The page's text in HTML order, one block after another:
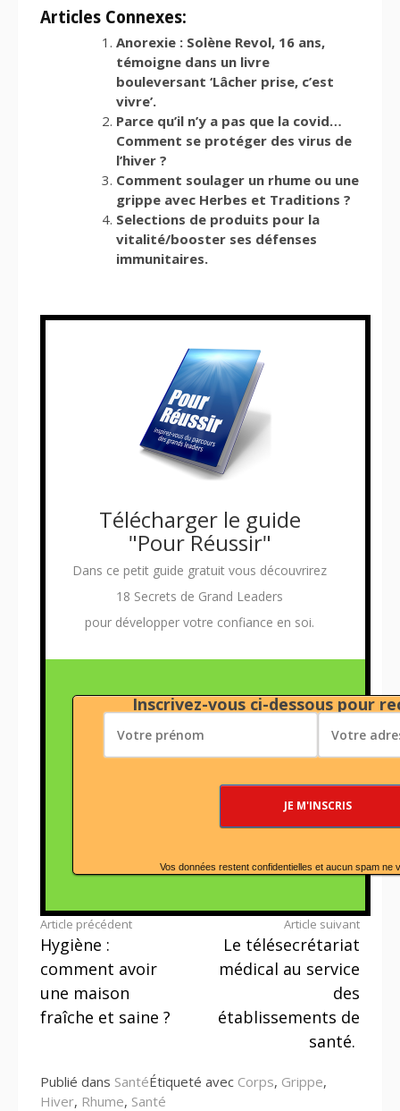
Articles Connexes:
Anorexie : Solène Revol, 16 ans,
témoigne dans un livre
bouleversant ‘Lâcher prise, c’est
vivre’.
Parce qu’il n’y a pas que la covid…
Comment se protéger des virus de
l’hiver ?
Comment soulager un rhume ou une
grippe avec Herbes et Traditions ?
Selections de produits pour la
vitalité/booster ses défenses
immunitaires.
Télécharger le guide
"Pour Réussir"
Dans ce petit guide gratuit vous découvrirez
18 Secrets de Grand Leaders
pour développer votre confiance en soi.
Inscrivez-vous ci-dessous pour
Vos données restent confidentielles et aucun spam ne
Lire
la
suite
Article précédent
Hygiène :
comment avoir
une maison
fraîche et saine ?
Article suivant
Le télésecrétariat
médical au service
des
établissements de
santé.
Publié dans SantéÉtiqueté avec Corps, Grippe,
Hiver, Rhume, Santé